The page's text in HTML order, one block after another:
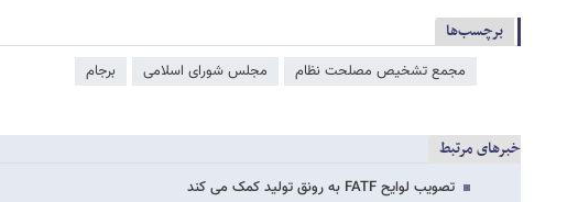
برچسب‌ها
مجمع تشخیص مصلحت نظام مجلس شورای اسلامی برجام
خبرهای مرتبط
تصویب لوایح FATF به رونق تولید کمک می کند